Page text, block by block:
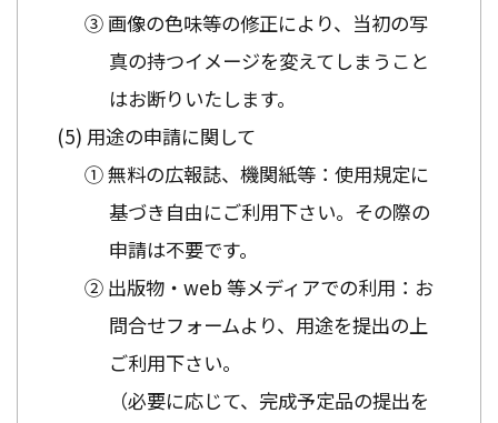
③ 画像の色味等の修正により、当初の写
真の持つイメージを変えてしまうこと
はお断りいたします。
用途の申請に関して
① 無料の広報誌、機関紙等：使用規定に
基づき自由にご利用下さい。その際の
申請は不要です。
② 出版物・web 等メディアでの利用：お
問合せフォームより、用途を提出の上
ご利用下さい。
（必要に応じて、完成予定品の提出を